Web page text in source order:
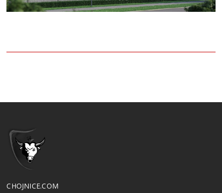
CHOJNICE.COM